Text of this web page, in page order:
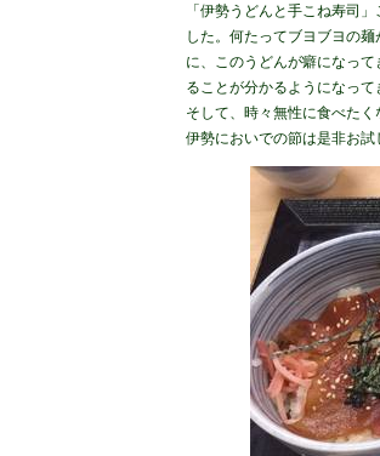
「伊勢うどんと手こね寿司
した。何たってブヨブヨの
に、このうどんが癖になっ
ることが分かるようになっ
そして、時々無性に食べた
伊勢においでの節は是非お試